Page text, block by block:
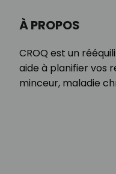
À PROPOS
CROQ est un
aide à planifier vos
minceur, maladie